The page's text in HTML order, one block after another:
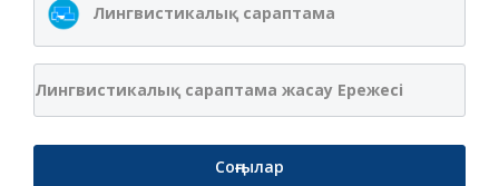
Лингвистикалық сараптама
Лингвистикалық сараптама жасау Ережесі
Соңғылар